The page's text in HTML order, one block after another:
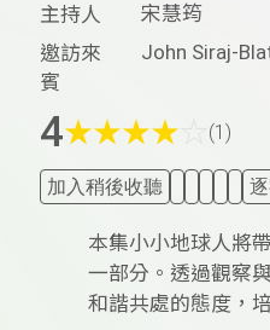
主持人
宋慧筠
邀訪來
賓
John Siraj-
4★★★★ (1)
加入稍後收聽
本集小小地球人將
一部分。透過觀察
和諧共處的態度，